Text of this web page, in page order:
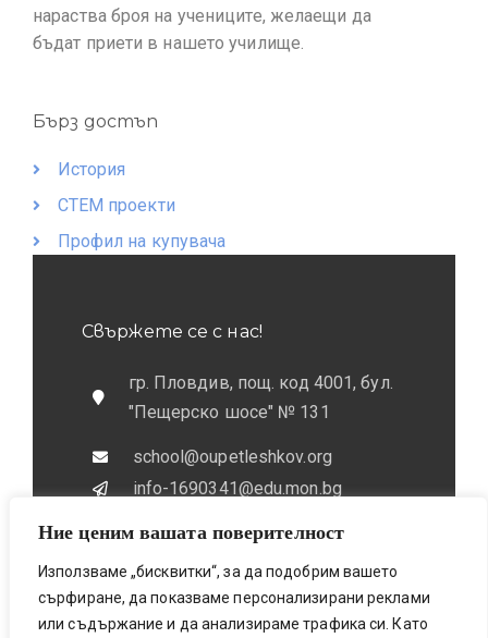
Ние ценим вашата поверителност
Използваме „бисквитки“, за да подобрим вашето
сърфиране, да показваме персонализирани реклами
или съдържание и да анализираме трафика си. Като
нараства броя на учениците, желаещи да
бъдат приети в нашето училище.
Бърз достъп
История
СТЕМ проекти
Профил на купувача
Свържете се с нас!
гр. Пловдив, пощ. код 4001, бул.
"Пещерско шосе" № 131
school@oupetleshkov.org
info-1690341@edu.mon.bg
032 / 643 673
0884 / 787772